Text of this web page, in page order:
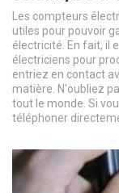
Les compteurs
utiles pour pouvoir
électricité. En fait, il
électriciens pour
entriez en contact
matière. N'oubliez
tout le monde. Si
téléphoner